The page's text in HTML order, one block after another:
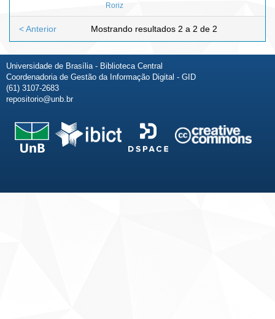
Roriz
Mostrando resultados 2 a 2 de 2
< Anterior
Universidade de Brasília - Biblioteca Central
Coordenadoria de Gestão da Informação Digital - GID
(61) 3107-2683
repositorio@unb.br